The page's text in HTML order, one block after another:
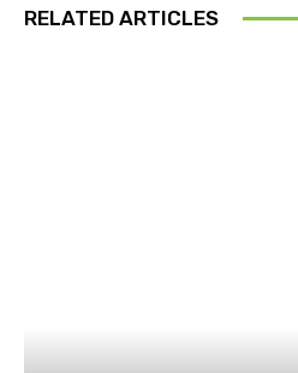
RELATED ARTICLES